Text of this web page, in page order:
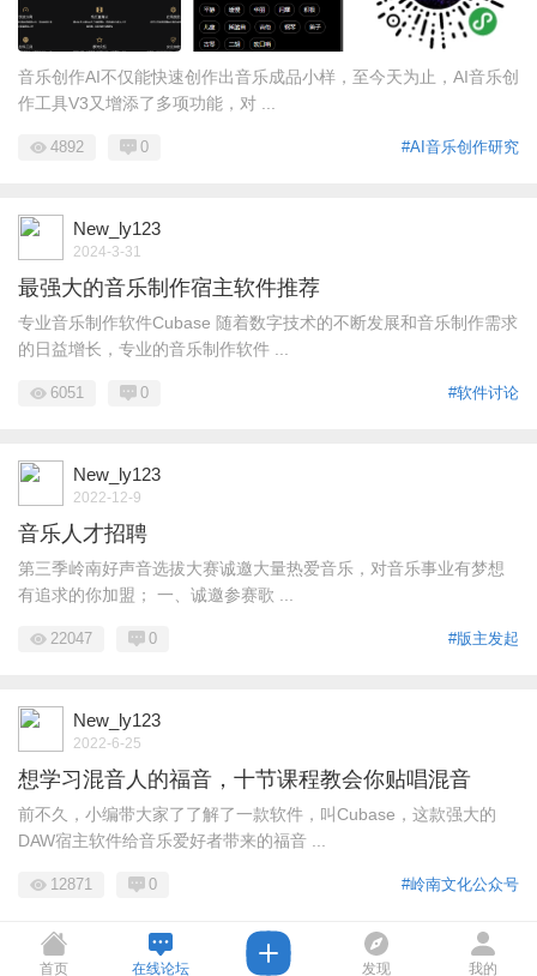
音乐创作AI不仅能快速创作出音乐成品小样，至今天为止，AI音乐创
作工具V3又增添了多项功能，对 ...
#AI音乐创作研究
4892 0
New_ly123
2024-3-31
最强大的音乐制作宿主软件推荐
专业音乐制作软件Cubase 随着数字技术的不断发展和音乐制作需求
的日益增长，专业的音乐制作软件 ...
#软件讨论
6051 0
New_ly123
2022-12-9
音乐人才招聘
第三季岭南好声音选拔大赛诚邀大量热爱音乐，对音乐事业有梦想
有追求的你加盟； 一、诚邀参赛歌 ...
#版主发起
22047 0
New_ly123
2022-6-25
想学习混音人的福音，十节课程教会你贴唱混音
前不久，小编带大家了了解了一款软件，叫Cubase，这款强大的
DAW宿主软件给音乐爱好者带来的福音 ...
#岭南文化公众号
12871 0
首页 在线论坛 发现 我的